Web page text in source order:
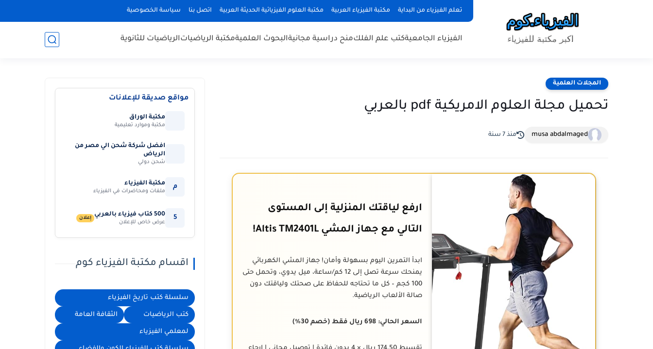
تعلم الفيزياء من البداية مكتبة الفيزياء العربية مكتبة العلوم الفيزيائية الحديثة العربية اتصل بنا سياسة الخصوصية
الفيزياء الجامعيةكتب علم الفلكمنح دراسية مجانيةالبحوث العلميةمكتبة الرياضياتالرياضيات للثانوية
المجلات العلمية
تحميل مجلة العلوم الامريكية pdf بالعربي
musa abdalmaged منذ 7 سنة
ارفع لياقتك المنزلية إلى المستوى
التالي مع جهاز المشي Altis TM2401L!
ابدأ التمرين اليوم بسهولة وأمان! جهاز المشي الكهربائي
يمنحك سرعة تصل إلى 12 كم/ساعة، ميل يدوي، وتحمل حتى
100 كجم – كل ما تحتاجه للحفاظ على صحتك ولياقتك دون
صالة الألعاب الرياضية.
السعر الحالي: 698 ريال فقط (خصم 30%)
مواقع صديقة للإعلانات
مكتبة الوراق
مكتبة وموارد تعليمية
افضل شركة شحن الي مصر من
الرياض
شحن دولي
م مكتبة الفيزياء
ملفات ومحاضرات في الفيزياء
5 500 كتاب فيزياء بالعربي
عرض خاص للإعلان
إعلان
اقسام مكتبة الفيزياء كوم
سلسلة كتب تاريخ الفيزياء
كتب الرياضيات الثقافة العامة
لمعلمي الفيزياء